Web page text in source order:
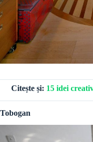
Citește și: 15 idei
Tobogan